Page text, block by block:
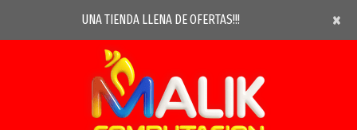
UNA TIENDA LLENA DE OFERTAS!!! ×
×